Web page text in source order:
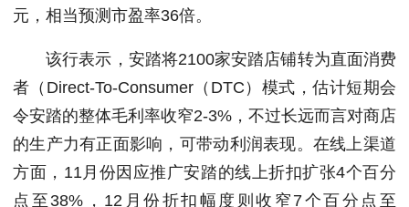
元，相当预测市盈率36倍。
该行表示，安踏将2100家安踏店铺转为直面消费
者（Direct-To-Consumer（DTC）模式，估计短期会
令安踏的整体毛利率收窄2-3%，不过长远而言对商店
的生产力有正面影响，可带动利润表现。在线上渠道
方面，11月份因应推广安踏的线上折扣扩张4个百分
点至38%，12月份折扣幅度则收窄7个百分点至